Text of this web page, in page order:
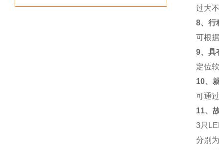
过大
8、行
可根
9、具
定位
10、
可通
11、
3只
分别